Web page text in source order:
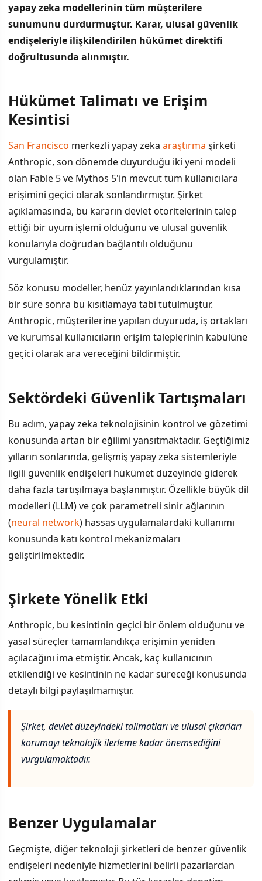
yapay zeka modellerinin tüm müşterilere
sunumunu durdurmuştur. Karar, ulusal güvenlik
endişeleriyle ilişkilendirilen hükümet direktifi
doğrultusunda alınmıştır.
İÇINDEKILER
Sektördeki Güvenlik Tartışmaları
Benzer Uygulamalar
Hükümet Talimatı ve Erişim
Kesintisi
San Francisco merkezli yapay zeka araştırma şirketi
Anthropic, son dönemde duyurduğu iki yeni modeli
olan Fable 5 ve Mythos 5'in mevcut tüm kullanıcılara
erişimini geçici olarak sonlandırmıştır. Şirket
açıklamasında, bu kararın devlet otoritelerinin talep
ettiği bir uyum işlemi olduğunu ve ulusal güvenlik
konularıyla doğrudan bağlantılı olduğunu
vurgulamıştır.
Söz konusu modeller, henüz yayınlandıklarından kısa
bir süre sonra bu kısıtlamaya tabi tutulmuştur.
Anthropic, müşterilerine yapılan duyuruda, iş ortakları
ve kurumsal kullanıcıların erişim taleplerinin kabulüne
geçici olarak ara vereceğini bildirmiştir.
Sektördeki Güvenlik Tartışmaları
Bu adım, yapay zeka teknolojisinin kontrol ve gözetimi
konusunda artan bir eğilimi yansıtmaktadır. Geçtiğimiz
yılların sonlarında, gelişmiş yapay zeka sistemleriyle
ilgili güvenlik endişeleri hükümet düzeyinde giderek
daha fazla tartışılmaya başlanmıştır. Özellikle büyük dil
modelleri (LLM) ve çok parametreli sinir ağlarının
(neural network) hassas uygulamalardaki kullanımı
konusunda katı kontrol mekanizmaları
geliştirilmektedir.
Şirkete Yönelik Etki
Anthropic, bu kesintinin geçici bir önlem olduğunu ve
yasal süreçler tamamlandıkça erişimin yeniden
açılacağını ima etmiştir. Ancak, kaç kullanıcının
etkilendiği ve kesintinin ne kadar süreceği konusunda
detaylı bilgi paylaşılmamıştır.
Şirket, devlet düzeyindeki talimatları ve ulusal çıkarları
korumayı teknolojik ilerleme kadar önemsediğini
vurgulamaktadır.
Benzer Uygulamalar
Geçmişte, diğer teknoloji şirketleri de benzer güvenlik
endişeleri nedeniyle hizmetlerini belirli pazarlardan